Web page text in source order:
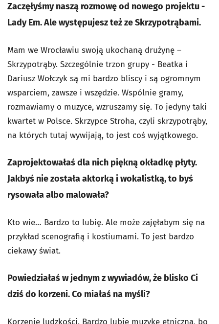
Zaczęłyśmy naszą rozmowę od nowego projektu -
Lady Em. Ale występujesz też ze Skrzypotrąbami.
Mam we Wrocławiu swoją ukochaną drużynę –
Skrzypotrąby. Szczególnie trzon grupy - Beatka i
Dariusz Wołczyk są mi bardzo bliscy i są ogromnym
wsparciem, zawsze i wszędzie. Wspólnie gramy,
rozmawiamy o muzyce, wzruszamy się. To jedyny taki
kwartet w Polsce. Skrzypce Stroha, czyli skrzypotrąby,
na których tutaj wywijają, to jest coś wyjątkowego.
Zaprojektowałaś dla nich piękną okładkę płyty.
Jakbyś nie została aktorką i wokalistką, to byś
rysowała albo malowała?
Kto wie… Bardzo to lubię. Ale może zajęłabym się na
przykład scenografią i kostiumami. To jest bardzo
ciekawy świat.
Powiedziałaś w jednym z wywiadów, że blisko Ci
dziś do korzeni. Co miałaś na myśli?
Korzenie ludzkości. Bardzo lubię muzykę etniczną, bo